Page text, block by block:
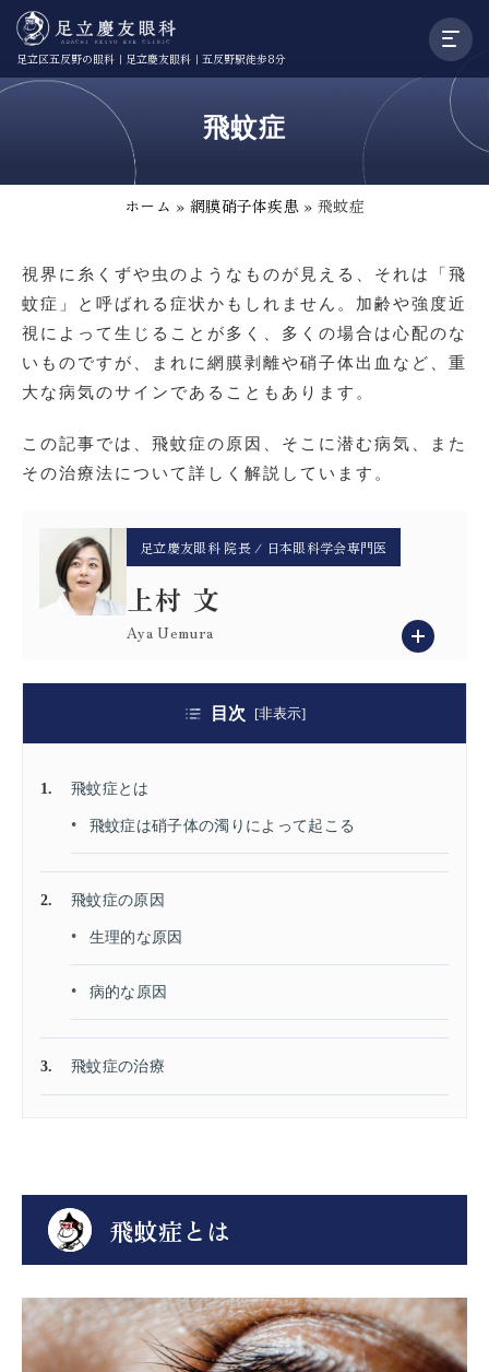
足立区五反野の眼科｜足立慶友眼科｜五反野駅徒歩8分
飛蚊症
ホーム » 網膜硝子体疾患 »飛蚊症
視界に糸くずや虫のようなものが見える、それは「飛
蚊症」と呼ばれる症状かもしれません。加齢や強度近
視によって生じることが多く、多くの場合は心配のな
いものですが、まれに網膜剥離や硝子体出血など、重
大な病気のサインであることもあります。
この記事では、飛蚊症の原因、そこに潜む病気、また
その治療法について詳しく解説しています。
足立慶友眼科 院長 / 日本眼科学会専門医
上村 文
Aya Uemura
目次 [非表示]
飛蚊症とは
飛蚊症は硝子体の濁りによって起こる
飛蚊症の原因
生理的な原因
病的な原因
飛蚊症の治療
飛蚊症とは